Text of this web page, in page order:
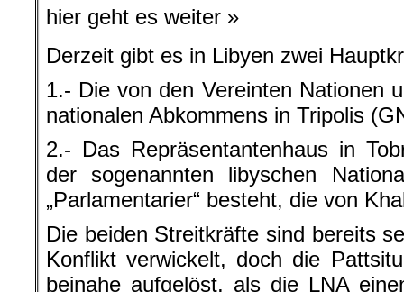
hier geht es weiter »
Derzeit gibt es in Libyen zwei
1.- Die von den Vereinten Nationen
nationalen Abkommens in Tripolis
2.- Das Repräsentantenhaus in
der sogenannten libyschen
„Parlamentarier“ besteht, die von
Die beiden Streitkräfte sind bereits
Konflikt verwickelt, doch die
beinahe aufgelöst, als die LNA